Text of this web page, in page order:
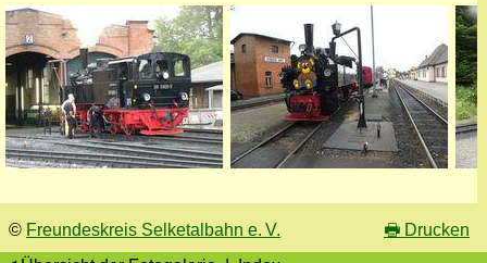
© Freundeskreis Selketalbahn e. V. 🖶 Drucken